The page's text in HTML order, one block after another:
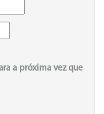
a próxima vez que